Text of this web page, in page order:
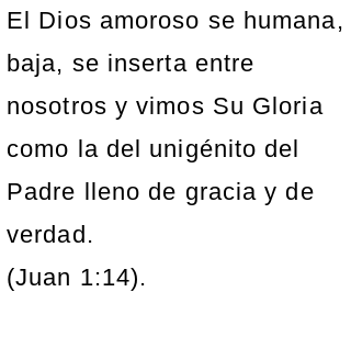
El Dios amoroso se humana,
baja, se inserta entre
nosotros y vimos Su Gloria
como la del unigénito del
Padre lleno de gracia y de
verdad.
(Juan 1:14).